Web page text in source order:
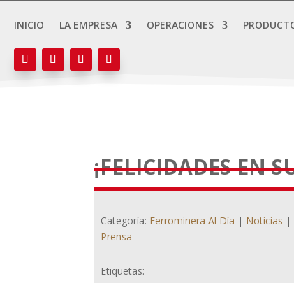
INICIO LA EMPRESA OPERACIONES
¡FELICIDADES EN
Categoría: Ferrominera Al Día | Noticias |
Prensa
Etiquetas: